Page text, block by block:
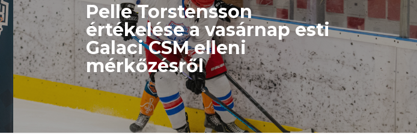
Pelle Torstensson
értékelése a vasárnap esti
Galaci CSM elleni
mérkőzésről